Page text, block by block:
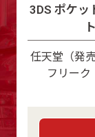
3DS ポケッ
任天堂（発
フリーク